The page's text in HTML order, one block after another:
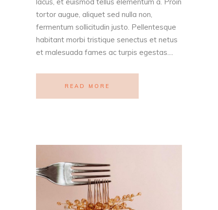
tortor augue, aliquet sed nulla non,
fermentum sollicitudin justo. Pellentesque
habitant morbi tristique senectus et netus
et malesuada fames ac turpis egestas....
READ MORE